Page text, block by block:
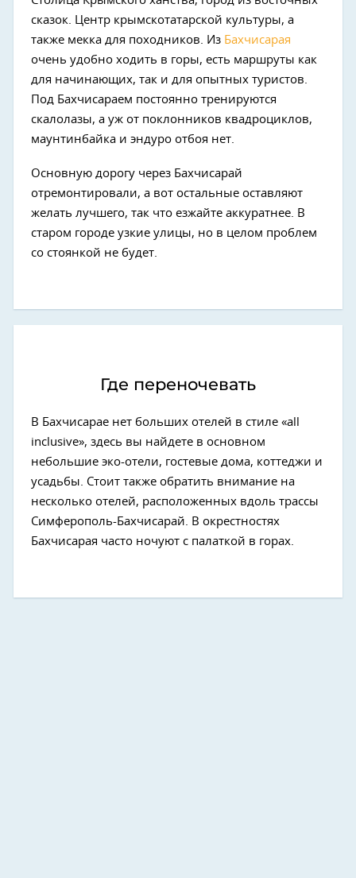
сказок. Центр крымскотатарской культуры, а
также мекка для походников. Из Бахчисарая
очень удобно ходить в горы, есть маршруты как
для начинающих, так и для опытных туристов.
Под Бахчисараем постоянно тренируются
скалолазы, а уж от поклонников квадроциклов,
маунтинбайка и эндуро отбоя нет.
Основную дорогу через Бахчисарай
отремонтировали, а вот остальные оставляют
желать лучшего, так что езжайте аккуратнее. В
старом городе узкие улицы, но в целом проблем
со стоянкой не будет.
Где переночевать
В Бахчисарае нет больших отелей в стиле «all
inclusive», здесь вы найдете в основном
небольшие эко-отели, гостевые дома, коттеджи и
усадьбы. Стоит также обратить внимание на
несколько отелей, расположенных вдоль трассы
Симферополь-Бахчисарай. В окрестностях
Бахчисарая часто ночуют с палаткой в горах.